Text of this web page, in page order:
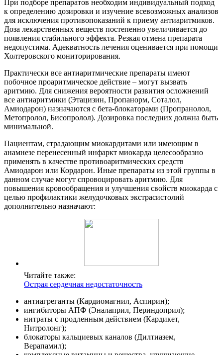
При подборе препаратов необходим индивидуальный подход
к определению дозировки и изучение всевозможных анализов
для исключения противопоказаний к приему антиаритмиков.
Доза лекарственных веществ постепенно увеличивается до
появления стабильного эффекта. Резкая отмена препарата
недопустима. Адекватность лечения оценивается при помощи
Холтеровского мониторирования.
Практически все антиаритмические препараты имеют
побочное проаритмическое действие – могут вызвать
аритмию. Для снижения вероятности развития осложнений
все антиаритмики (Этацизин, Пропанорм, Соталол,
Амиодарон) назначаются с бета-блокаторами (Пропранолол,
Метопролол, Бисопролол). Дозировка последних должна быть
минимальной.
Пациентам, страдающим миокардитами или имеющим в
анамнезе перенесенный инфаркт миокарда целесообразно
применять в качестве противоаритмических средств
Амиодарон или Кордарон. Иные препараты из этой группы в
данном случае могут спровоцировать аритмию. Для
повышения кровообращения и улучшения свойств миокарда с
целью профилактики желудочковых экстрасистолий
дополнительно назначают:
Читайте также:
Острая сердечная недостаточность
антиагреганты (Кардиомагнил, Аспирин);
ингибиторы АПФ (Эналаприл, Периндоприл);
нитраты с продленным действием (Кардикет,
Нитролонг);
блокаторы кальциевых каналов (Дилтиазем,
Верапамил);